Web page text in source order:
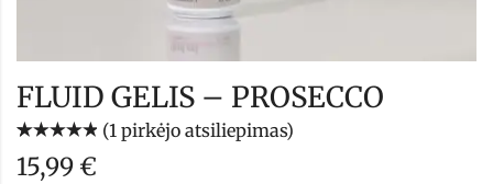
FLUID GELIS – PROSECCO
5.00 iš 5
(viso
(1 pirkėjo atsiliepimas)
15,99 €